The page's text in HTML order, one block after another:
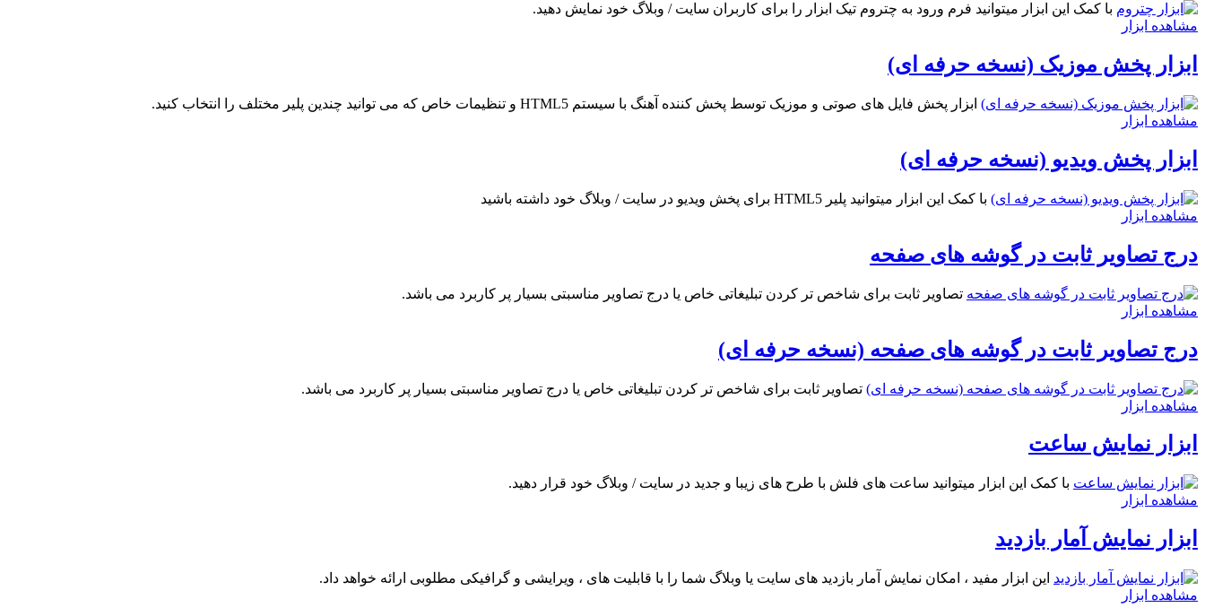
با کمک این ابزار میتوانید فرم ورود به چتروم تیک ابزار را برای کاربران سایت / وبلاگ خود نمایش دهید.
مشاهده ابزار
ابزار پخش موزیک (نسخه حرفه ای)
ابزار پخش فایل های صوتی و موزیک توسط پخش کننده آهنگ با سیستم HTML5 و تنظیمات خاص که می توانید چندین پلیر مختلف را انتخاب کنید.
مشاهده ابزار
ابزار پخش ویدیو (نسخه حرفه ای)
با کمک این ابزار میتوانید پلیر HTML5 برای پخش ویدیو در سایت / وبلاگ خود داشته باشید
مشاهده ابزار
درج تصاویر ثابت در گوشه های صفحه
تصاویر ثابت برای شاخص تر کردن تبلیغاتی خاص یا درج تصاویر مناسبتی بسیار پر کاربرد می باشد.
مشاهده ابزار
درج تصاویر ثابت در گوشه های صفحه (نسخه حرفه ای)
تصاویر ثابت برای شاخص تر کردن تبلیغاتی خاص یا درج تصاویر مناسبتی بسیار پر کاربرد می باشد.
مشاهده ابزار
ابزار نمایش ساعت
با کمک این ابزار میتوانید ساعت های فلش با طرح های زیبا و جدید در سایت / وبلاگ خود قرار دهید.
مشاهده ابزار
ابزار نمایش آمار بازدید
این ابزار مفید ، امکان نمایش آمار بازدید های سایت یا وبلاگ شما را با قابلیت های ، ویرایشی و گرافیکی مطلوبی ارائه خواهد داد.
مشاهده ابزار